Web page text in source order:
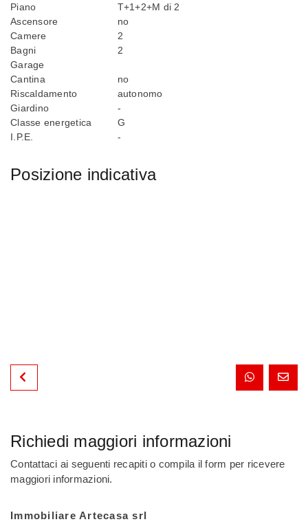
Piano
T+1+2+M di 2
Ascensore
no
Camere
2
Bagni
2
Garage
Cantina
no
Riscaldamento
autonomo
Giardino
-
Classe energetica
G
I.P.E.
-
Posizione indicativa
Richiedi maggiori informazioni
Contattaci ai seguenti recapiti o compila il form per ricevere
maggiori informazioni.
Immobiliare Artecasa srl